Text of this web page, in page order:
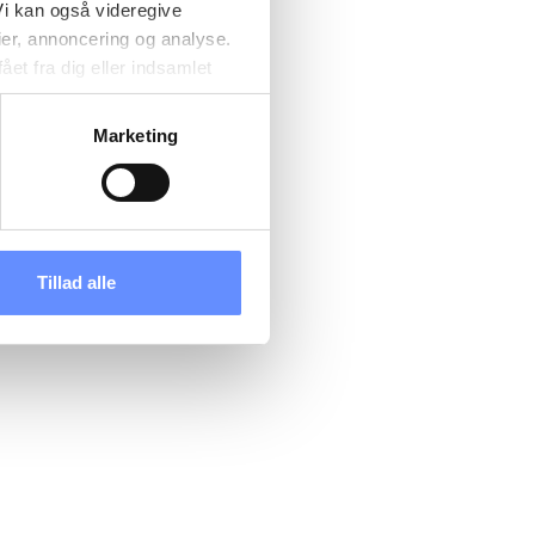
kan også videregive
annoncering og analyse.
fra dig eller indsamlet
kan være placeret i usikre
overordnede
og dermed behandle
Marketing
Tillad alle